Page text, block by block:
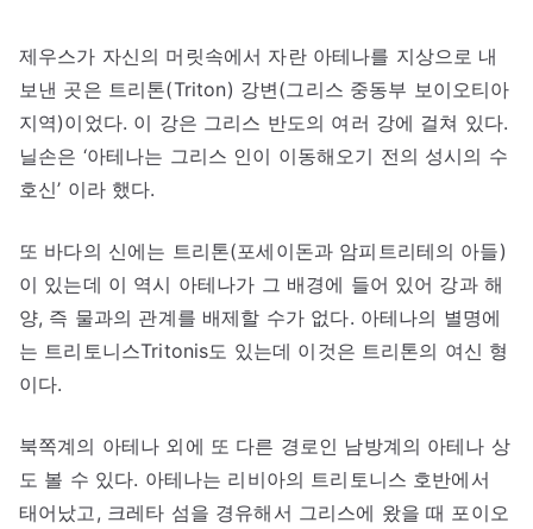
제우스가 자신의 머릿속에서 자란 아테나를 지상으로 내
보낸 곳은 트리톤(Triton) 강변(그리스 중동부 보이오티아
지역)이었다. 이 강은 그리스 반도의 여러 강에 걸쳐 있다.
닐손은 ‘아테나는 그리스 인이 이동해오기 전의 성시의 수
호신’ 이라 했다.
또 바다의 신에는 트리톤(포세이돈과 암피트리테의 아들)
이 있는데 이 역시 아테나가 그 배경에 들어 있어 강과 해
양, 즉 물과의 관계를 배제할 수가 없다. 아테나의 별명에
는 트리토니스Tritonis도 있는데 이것은 트리톤의 여신 형
이다.
북쪽계의 아테나 외에 또 다른 경로인 남방계의 아테나 상
도 볼 수 있다. 아테나는 리비아의 트리토니스 호반에서
태어났고, 크레타 섬을 경유해서 그리스에 왔을 때 포이오